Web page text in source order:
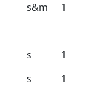
s&m
1
s
1
s
1